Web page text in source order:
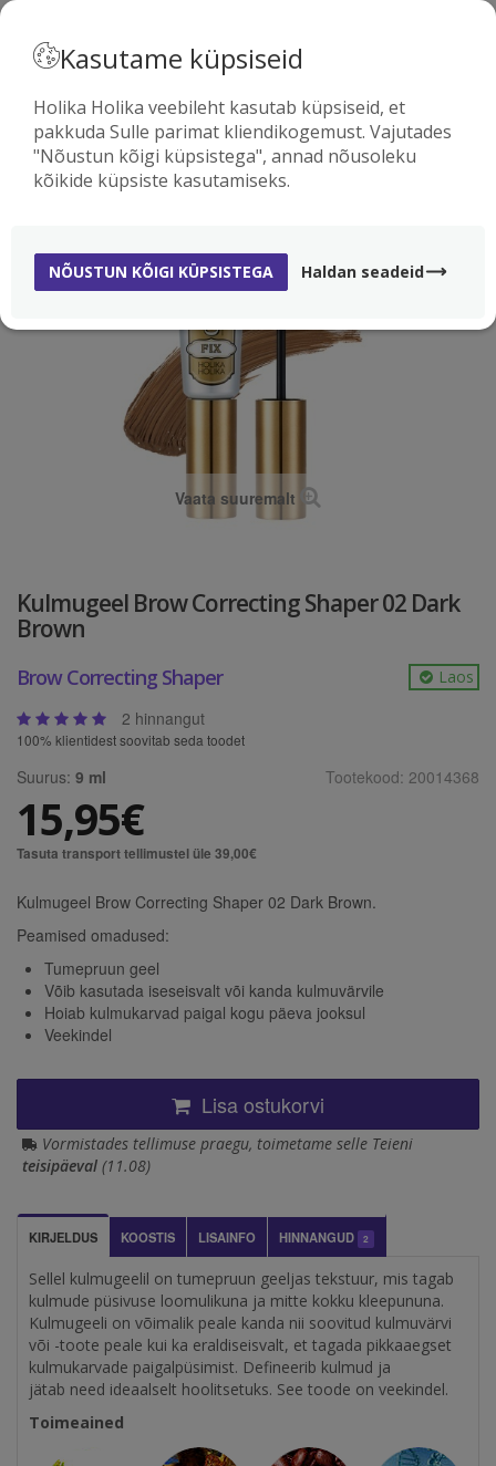
Vaata suuremalt
Kulmugeel Brow Correcting Shaper 02 Dark
Brown
Brow Correcting Shaper Laos
2 hinnangut
100% klientidest soovitab seda toodet
Suurus: 9 ml Tootekood: 20014368
15,95€
Tasuta transport tellimustel üle 39,00€
Kulmugeel Brow Correcting Shaper 02 Dark Brown.
Peamised omadused:
Tumepruun geel
Võib kasutada iseseisvalt või kanda kulmuvärvile
Hoiab kulmukarvad paigal kogu päeva jooksul
Veekindel
Lisa ostukorvi
Vormistades tellimuse praegu, toimetame selle Teieni
teisipäeval (11.08)
KIRJELDUS KOOSTIS LISAINFO HINNANGUD 2
Sellel kulmugeelil on tumepruun geeljas tekstuur, mis tagab
kulmude püsivuse loomulikuna ja mitte kokku kleepununa.
Kulmugeeli on võimalik peale kanda nii soovitud kulmuvärvi
või -toote peale kui ka eraldiseisvalt, et tagada pikkaaegset
kulmukarvade paigalpüsimist. Defineerib kulmud ja
jätab need ideaalselt hoolitsetuks. See toode on veekindel.
Toimeained
Kasutame küpsiseid
Holika Holika veebileht kasutab küpsiseid, et
pakkuda Sulle parimat kliendikogemust. Vajutades
"Nõustun kõigi küpsistega", annad nõusoleku
kõikide küpsiste kasutamiseks.
NÕUSTUN KÕIGI KÜPSISTEGA Haldan seadeid